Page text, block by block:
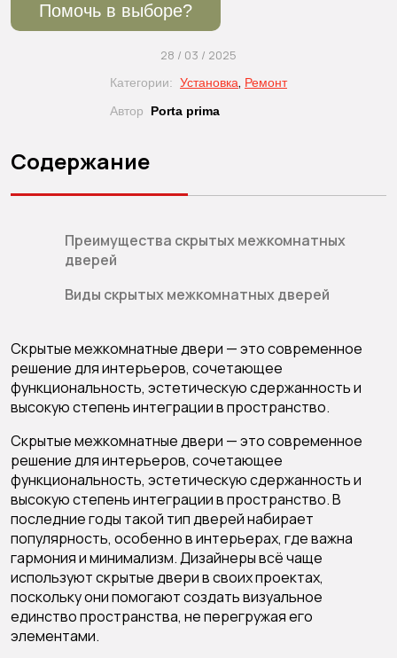
Помочь в выборе?
28 / 03 / 2025
Категории: Установка, Ремонт
Автор
Porta prima
Содержание
Преимущества скрытых межкомнатных
дверей
Виды скрытых межкомнатных дверей
Скрытые межкомнатные двери — это современное
решение для интерьеров, сочетающее
функциональность, эстетическую сдержанность и
высокую степень интеграции в пространство.
Скрытые межкомнатные двери — это современное
решение для интерьеров, сочетающее
функциональность, эстетическую сдержанность и
высокую степень интеграции в пространство. В
последние годы такой тип дверей набирает
популярность, особенно в интерьерах, где важна
гармония и минимализм. Дизайнеры всё чаще
используют скрытые двери в своих проектах,
поскольку они помогают создать визуальное
единство пространства, не перегружая его
элементами.